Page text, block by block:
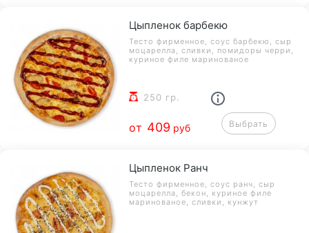
Цыпленок барбекю
Тесто фирменное, соус барбекю, сыр
моцарелла, сливки, помидоры черри,
куриное филе маринованое
250 гр.
от 409 руб Выбрать
Цыпленок Ранч
Тесто фирменное, соус ранч, сыр
моцарелла, бекон, куриное филе
маринованое, сливки, кунжут